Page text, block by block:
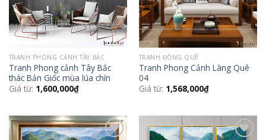
TRANH PHONG CẢNH TÂY BẮC
Tranh Phong cảnh Tây Bắc
thác Bản Giốc mùa lúa chín
Giá từ: 1,600,000₫
TRANH ĐỒNG QUÊ
Tranh Phong Cảnh Làng Quê
04
Giá từ: 1,568,000₫